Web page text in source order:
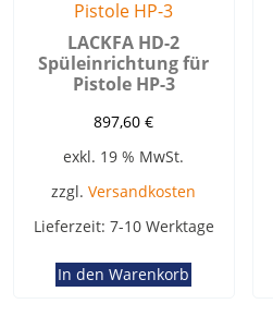
LACKFA HD-2
Spüleinrichtung für
Pistole HP-3
897,60€
exkl. 19 % MwSt.
zzgl.Versandkosten
Lieferzeit: 7-10 Werktage
In den Warenkorb